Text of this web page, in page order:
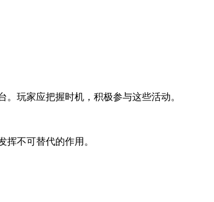
玩家应把握时机，积极参与这些活动。
不可替代的作用。